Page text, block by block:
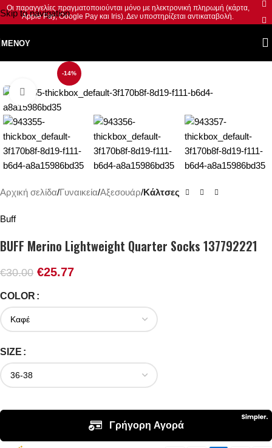
Skip to navigation
Skip to main content
Οι παραγγελίες πραγματοποιούνται μόνο με ηλεκτρονική πληρωμή (κάρτα,
Apple Pay, Google Pay και Iris). Δεν υποστηρίζεται αντικαταβολή.
ΜΕΝΟΎ
-14%
Κλικ για μεγέθυνση
Αρχική σελίδα Γυναικεία Αξεσουάρ Κάλτσες
Buff
BUFF Merino Lightweight Quarter Socks 137792221
€30.00 €25.77
COLOR
SIZE